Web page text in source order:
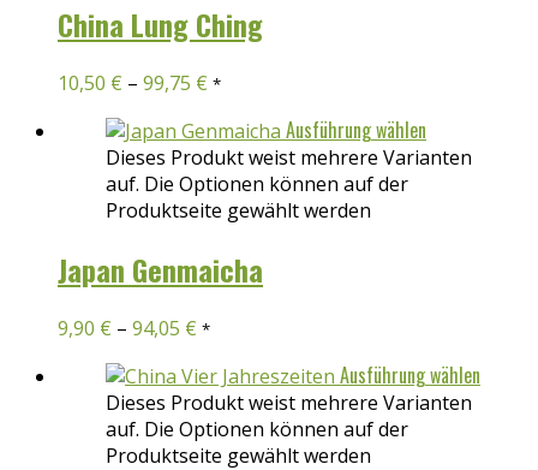
China Lung Ching
10,50 € – 99,75 € *
Ausführung wählen
Dieses Produkt weist mehrere Varianten
auf. Die Optionen können auf der
Produktseite gewählt werden
Japan Genmaicha
9,90 € – 94,05 € *
Ausführung wählen
Dieses Produkt weist mehrere Varianten
auf. Die Optionen können auf der
Produktseite gewählt werden